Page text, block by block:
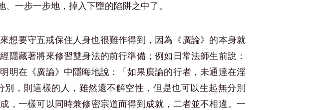
一步一步地，掉入下墮的陷阱之中了。
想要守五戒保住人身也很難作得到，因為《廣論》的本身就
藏著將來修習雙身法的前行準備；例如日常法師生前說：
明在《廣論》中隱晦地說：「如果廣論的行者，未通達在淫
，則這樣的人，雖然還不解空性，但是也可以生起無分別
，一樣可以同時兼修密宗道而得到成就，二者並不相違。一